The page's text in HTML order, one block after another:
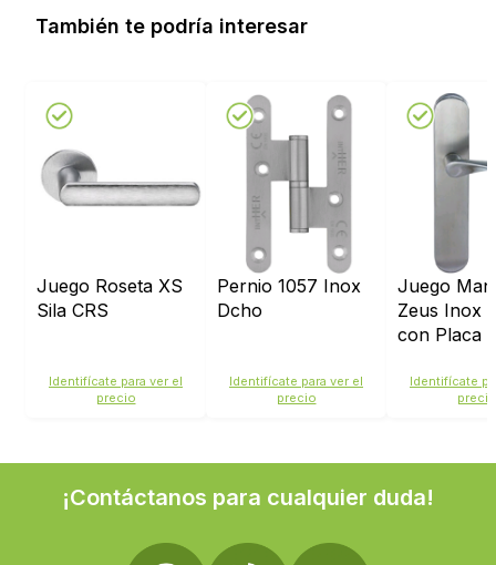
También te podría interesar
Juego Roseta XS
Sila CRS
Identifícate para ver el
precio
Pernio 1057 Inox
Dcho
Identifícate para ver el
precio
Juego
Zeus Inox
con Placa
Identifícate
precio
¡Contáctanos para cualquier duda!